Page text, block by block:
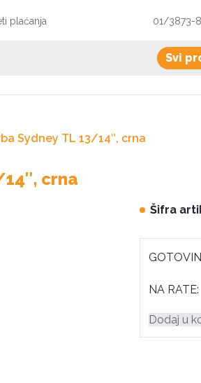
plaćanja 01/3873-
Svi
Sydney TL 13/14″, crna
crna
Šifra
NA RATE:
Dodaj u